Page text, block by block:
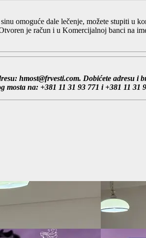
omoguće dale lečenje, možete stupiti u
je račun i u Komercijalnoj banci na
hmost@frvesti.com. Dobićete adresu i
na: +381 11 31 93 771 i +381 11 31